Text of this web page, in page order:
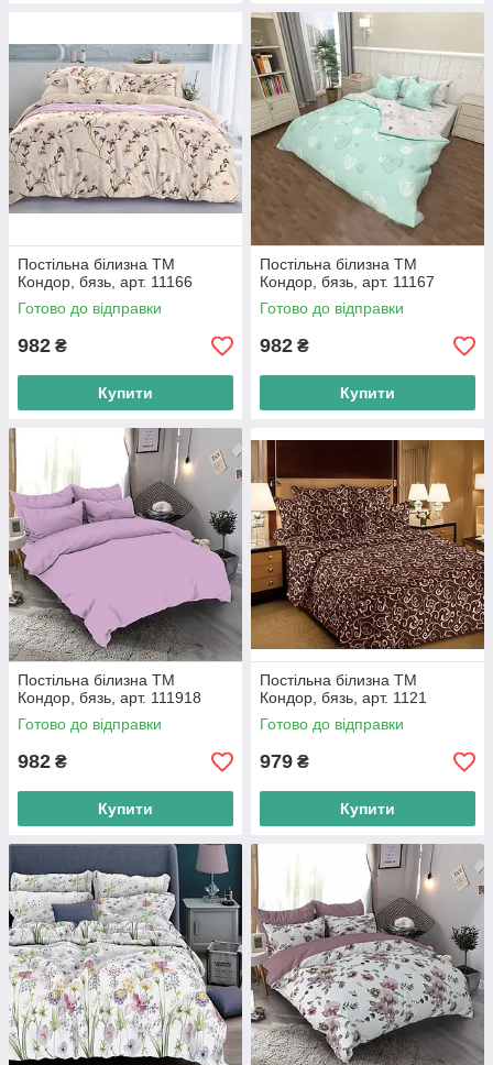
Постільна білизна ТМ
Кондор, бязь, арт. 11166
Готово до відправки
982 ₴
Купити
Постільна білизна ТМ
Кондор, бязь, арт. 11167
Готово до відправки
982 ₴
Купити
Постільна білизна ТМ
Кондор, бязь, арт. 111918
Готово до відправки
982 ₴
Купити
Постільна білизна ТМ
Кондор, бязь, арт. 1121
Готово до відправки
979 ₴
Купити